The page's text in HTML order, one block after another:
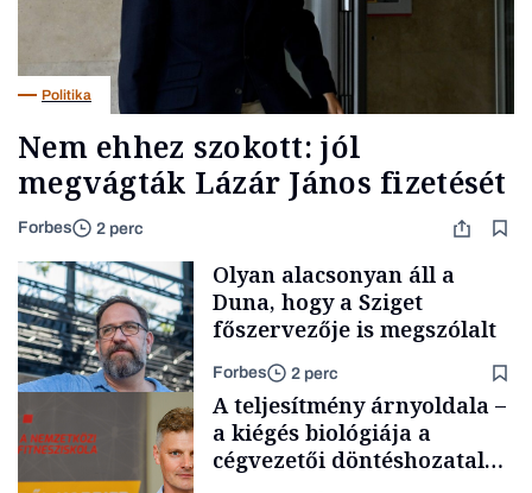
Politika
Nem ehhez szokott: jól
megvágták Lázár János fizetését
Forbes 2 perc
Olyan alacsonyan áll a
Duna, hogy a Sziget
főszervezője is megszólalt
Forbes 2 perc
A teljesítmény árnyoldala –
a kiégés biológiája a
cégvezetői döntéshozatal